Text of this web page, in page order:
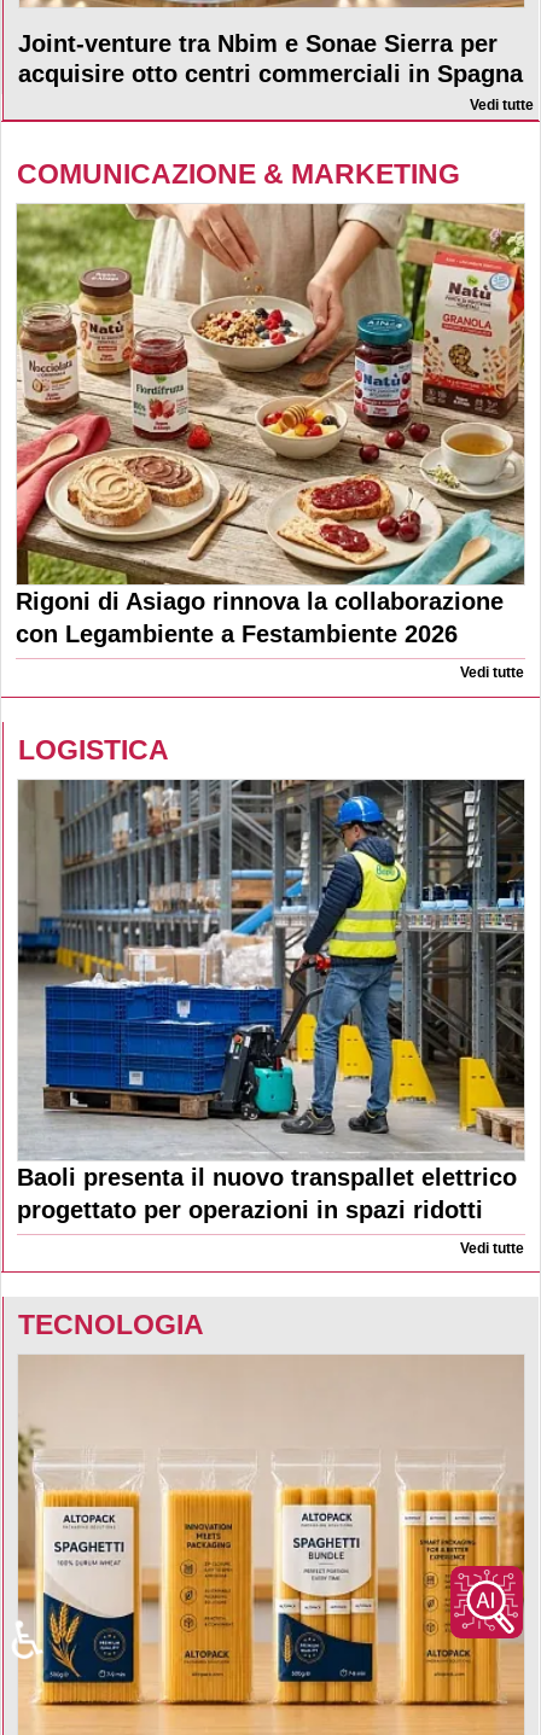
Joint-venture tra Nbim e Sonae Sierra per
acquisire otto centri commerciali in Spagna
Vedi tutte
COMUNICAZIONE & MARKETING
Rigoni di Asiago rinnova la collaborazione
con Legambiente a Festambiente 2026
Vedi tutte
LOGISTICA
Baoli presenta il nuovo transpallet elettrico
progettato per operazioni in spazi ridotti
Vedi tutte
TECNOLOGIA